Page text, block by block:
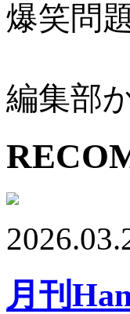
爆笑問
編集部
月刊